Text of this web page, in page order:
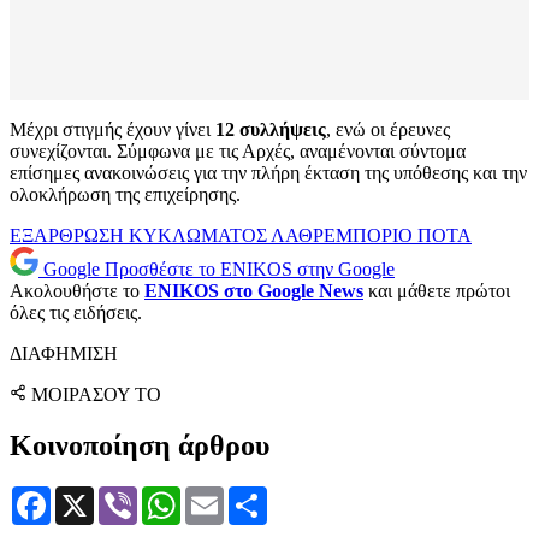
Μέχρι στιγμής έχουν γίνει 12 συλλήψεις, ενώ οι έρευνες
συνεχίζονται. Σύμφωνα με τις Αρχές, αναμένονται σύντομα
επίσημες ανακοινώσεις για την πλήρη έκταση της υπόθεσης και την
ολοκλήρωση της επιχείρησης.
ΕΞΑΡΘΡΩΣΗ ΚΥΚΛΩΜΑΤΟΣ ΛΑΘΡΕΜΠΟΡΙΟ ΠΟΤΑ
Google Προσθέστε το ENIKOS στην Google
Ακολουθήστε το ENIKOS στο Google News και μάθετε πρώτοι
όλες τις ειδήσεις.
ΔΙΑΦΗΜΙΣΗ
ΜΟΙΡΑΣΟΥ ΤΟ
Κοινοποίηση άρθρου
Facebook
X Viber WhatsApp
Email